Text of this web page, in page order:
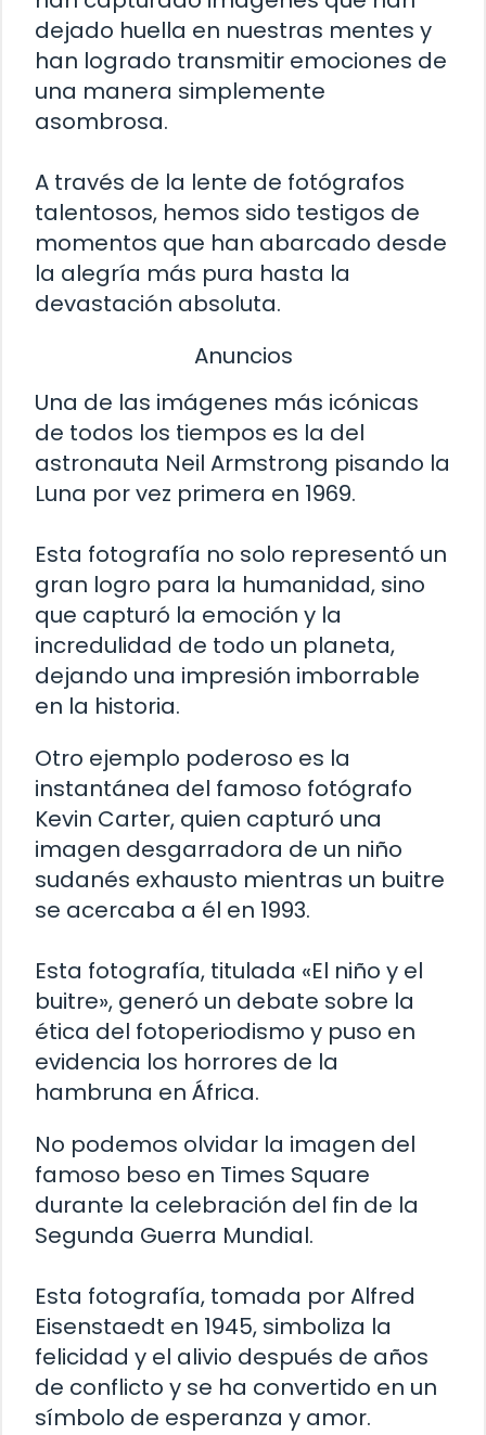
dejado huella en nuestras mentes y
han logrado transmitir emociones de
una manera simplemente
asombrosa.
A través de la lente de fotógrafos
talentosos, hemos sido testigos de
momentos que han abarcado desde
la alegría más pura hasta la
devastación absoluta.
Anuncios
Una de las imágenes más icónicas
de todos los tiempos es la del
astronauta Neil Armstrong pisando la
Luna por vez primera en 1969.
Esta fotografía no solo representó un
gran logro para la humanidad, sino
que capturó la emoción y la
incredulidad de todo un planeta,
dejando una impresión imborrable
en la historia.
Otro ejemplo poderoso es la
instantánea del famoso fotógrafo
Kevin Carter, quien capturó una
imagen desgarradora de un niño
sudanés exhausto mientras un buitre
se acercaba a él en 1993.
Esta fotografía, titulada «El niño y el
buitre», generó un debate sobre la
ética del fotoperiodismo y puso en
evidencia los horrores de la
hambruna en África.
No podemos olvidar la imagen del
famoso beso en Times Square
durante la celebración del fin de la
Segunda Guerra Mundial.
Esta fotografía, tomada por Alfred
Eisenstaedt en 1945, simboliza la
felicidad y el alivio después de años
de conflicto y se ha convertido en un
símbolo de esperanza y amor.